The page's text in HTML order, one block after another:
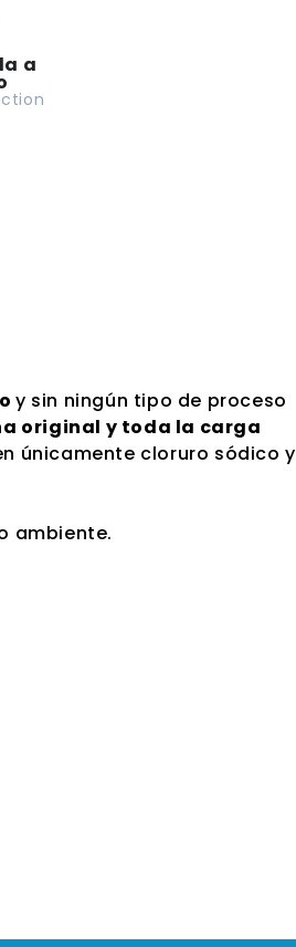
a
y sin ningún tipo de proceso
original y toda la carga
únicamente cloruro sódico y
ambiente.